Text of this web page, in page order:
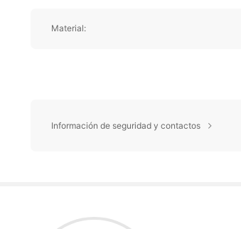
Material:
Información de seguridad y contactos